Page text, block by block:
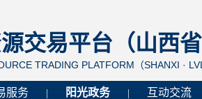
交易平台（山西
TRADING PLATFORM（SHANXI ·
服务 阳光政务 互动交流